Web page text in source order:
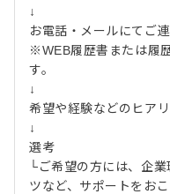
↓
お電話・メールにてご
※WEB履歴書または履
す。
↓
希望や経験などのヒア
↓
選考
└ご希望の方には、企
ツなど、サポートをお